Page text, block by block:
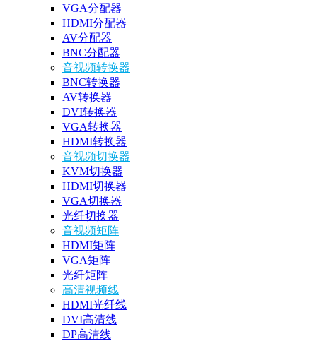
VGA分配器
HDMI分配器
AV分配器
BNC分配器
音视频转换器
BNC转换器
AV转换器
DVI转换器
VGA转换器
HDMI转换器
音视频切换器
KVM切换器
HDMI切换器
VGA切换器
光纤切换器
音视频矩阵
HDMI矩阵
VGA矩阵
光纤矩阵
高清视频线
HDMI光纤线
DVI高清线
DP高清线